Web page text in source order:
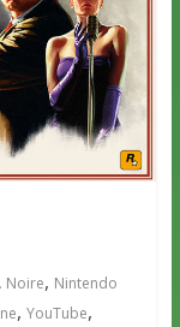
Noire, Nintendo
, YouTube,